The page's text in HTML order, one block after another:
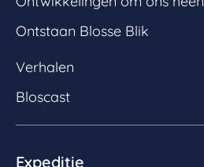
Ontstaan Blosse Blik
Verhalen
Bloscast
Expeditie